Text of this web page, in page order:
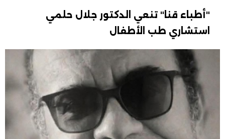
"أطباء قنا" تنعي الدكتور جلال حلمي
استشاري طب الأطفال